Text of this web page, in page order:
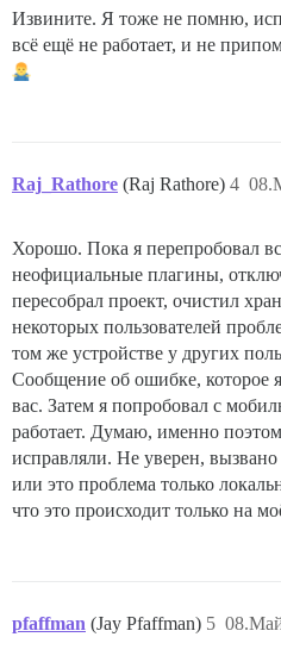
Извините. Я тоже не помню,
всё ещё не работает, и не
Raj_Rathore (Raj Rathore) 4
Хорошо. Пока я перепробовал
неофициальные плагины,
пересобрал проект, очистил
некоторых пользователей
том же устройстве у других
Сообщение об ошибке, которое
вас. Затем я попробовал с
работает. Думаю, именно
исправляли. Не уверен,
или это проблема только
что это происходит только на
pfaffman (Jay Pfaffman) 5